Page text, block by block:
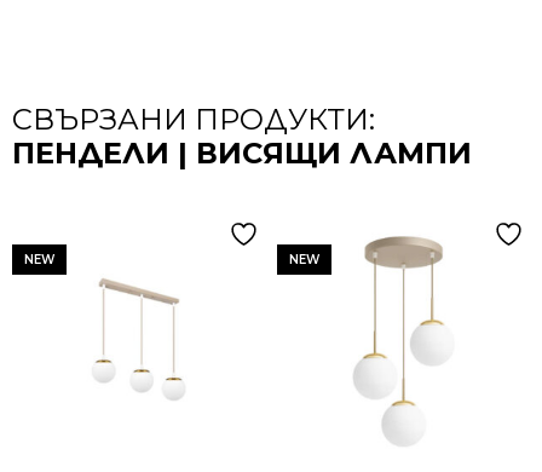
СВЪРЗАНИ ПРОДУКТИ:
ПЕНДЕЛИ | ВИСЯЩИ ЛАМПИ
NEW NEW